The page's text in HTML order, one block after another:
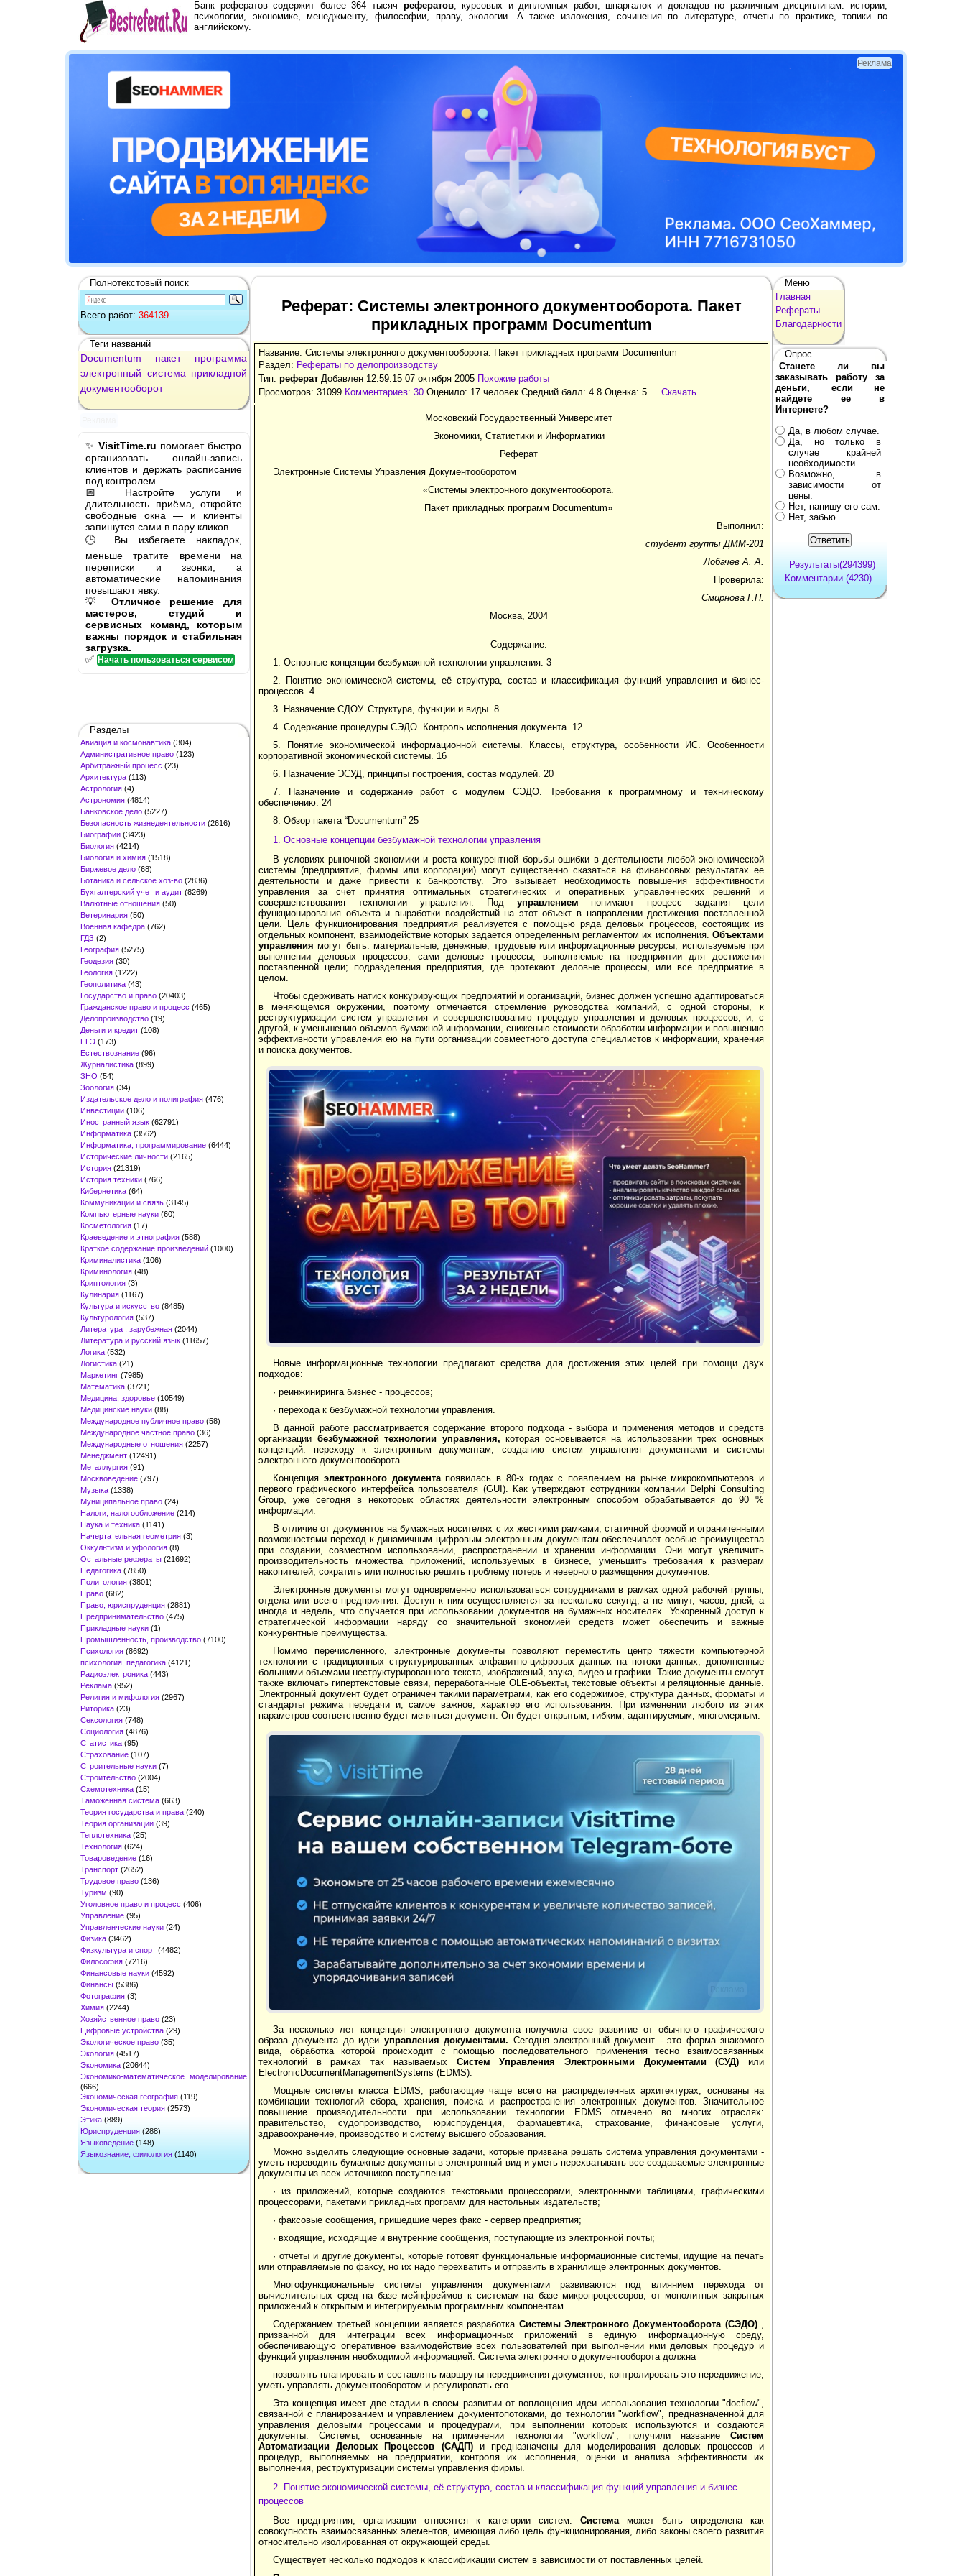
Банк рефератов содержит более 364 тысяч рефератов, курсовых и дипломных работ, шпаргалок и докладов по различным дисциплинам: истории,
психологии, экономике, менеджменту, философии, праву, экологии. А также изложения, сочинения по литературе, отчеты по практике, топики по
английскому.
Реклама
Полнотекстовый поиск
Всего работ: 364139
Теги названий
Documentum пакет
программа
электронный система прикладной
документооборот
✨ VisitTime.ru помогает быстро
организовать онлайн-запись
клиентов и держать расписание
под контролем.
📅 Настройте услуги и
длительность приёма, откройте
свободные окна — и клиенты
запишутся сами в пару кликов.
🕒 Вы избегаете накладок,
меньше тратите времени на
переписки и звонки, а
автоматические напоминания
повышают явку.
💡 Отличное решение для
мастеров, студий и
сервисных команд, которым
важны порядок и стабильная
загрузка.
✅ Начать пользоваться сервисом
Разделы
Авиация и космонавтика (304)
Административное право (123)
Арбитражный процесс (23)
Архитектура (113)
Астрология (4)
Астрономия (4814)
Банковское дело (5227)
Безопасность жизнедеятельности (2616)
Биографии (3423)
Биология (4214)
Биология и химия (1518)
Биржевое дело (68)
Ботаника и сельское хоз-во (2836)
Бухгалтерский учет и аудит (8269)
Валютные отношения (50)
Ветеринария (50)
Военная кафедра (762)
ГДЗ (2)
География (5275)
Геодезия (30)
Геология (1222)
Геополитика (43)
Государство и право (20403)
Гражданское право и процесс (465)
Делопроизводство (19)
Деньги и кредит (108)
ЕГЭ (173)
Естествознание (96)
Журналистика (899)
ЗНО (54)
Зоология (34)
Издательское дело и полиграфия (476)
Инвестиции (106)
Иностранный язык (62791)
Информатика (3562)
Информатика, программирование (6444)
Исторические личности (2165)
История (21319)
История техники (766)
Кибернетика (64)
Коммуникации и связь (3145)
Компьютерные науки (60)
Косметология (17)
Краеведение и этнография (588)
Краткое содержание произведений (1000)
Криминалистика (106)
Криминология (48)
Криптология (3)
Кулинария (1167)
Культура и искусство (8485)
Культурология (537)
Литература : зарубежная (2044)
Литература и русский язык (11657)
Логика (532)
Логистика (21)
Маркетинг (7985)
Математика (3721)
Медицина, здоровье (10549)
Медицинские науки (88)
Международное публичное право (58)
Международное частное право (36)
Международные отношения (2257)
Менеджмент (12491)
Металлургия (91)
Москвоведение (797)
Музыка (1338)
Муниципальное право (24)
Налоги, налогообложение (214)
Наука и техника (1141)
Начертательная геометрия (3)
Оккультизм и уфология (8)
Остальные рефераты (21692)
Педагогика (7850)
Политология (3801)
Право (682)
Право, юриспруденция (2881)
Предпринимательство (475)
Прикладные науки (1)
Промышленность, производство (7100)
Психология (8692)
психология, педагогика (4121)
Радиоэлектроника (443)
Реклама (952)
Религия и мифология (2967)
Риторика (23)
Сексология (748)
Социология (4876)
Статистика (95)
Страхование (107)
Строительные науки (7)
Строительство (2004)
Схемотехника (15)
Таможенная система (663)
Теория государства и права (240)
Теория организации (39)
Теплотехника (25)
Технология (624)
Товароведение (16)
Транспорт (2652)
Трудовое право (136)
Туризм (90)
Уголовное право и процесс (406)
Управление (95)
Управленческие науки (24)
Физика (3462)
Физкультура и спорт (4482)
Философия (7216)
Финансовые науки (4592)
Финансы (5386)
Фотография (3)
Химия (2244)
Хозяйственное право (23)
Цифровые устройства (29)
Экологическое право (35)
Экология (4517)
Экономика (20644)
Экономико-математическое моделирование
(666)
Экономическая география (119)
Экономическая теория (2573)
Этика (889)
Юриспруденция (288)
Языковедение (148)
Языкознание, филология (1140)
Реферат: Системы электронного документооборота. Пакет
прикладных программ Documentum
Название: Системы электронного документооборота. Пакет прикладных программ Documentum
Раздел: Рефераты по делопроизводству
Тип: реферат Добавлен 12:59:15 07 октября 2005 Похожие работы
Просмотров: 31099 Комментариев: 30 Оценило: 17 человек Средний балл: 4.8 Оценка: 5 Скачать
Московский Государственный Университет
Экономики, Статистики и Информатики
Реферат
Электронные Системы Управления Документооборотом
«Системы электронного документооборота.
Пакет прикладных программ Documentum»
Выполнил:
студент группы ДММ-201
Лобачев А. А.
Проверила:
Смирнова Г.Н.
Москва, 2004
Содержание:
1. Основные концепции безбумажной технологии управления. 3
2. Понятие экономической системы, её структура, состав и классификация функций управления и бизнес-
процессов. 4
3. Назначение СДОУ. Структура, функции и виды. 8
4. Содержание процедуры СЭДО. Контроль исполнения документа. 12
5. Понятие экономической информационной системы. Классы, структура, особенности ИС. Особенности
корпоративной экономической системы. 16
6. Назначение ЭСУД, принципы построения, состав модулей. 20
7. Назначение и содержание работ с модулем СЭДО. Требования к программному и техническому
обеспечению. 24
8. Обзор пакета “Documentum” 25
1. Основные концепции безбумажной технологии управления
В условиях рыночной экономики и роста конкурентной борьбы ошибки в деятельности любой экономической
системы (предприятия, фирмы или корпорации) могут существенно сказаться на финансовых результатах ее
деятельности и даже привести к банкротству. Это вызывает необходимость повышения эффективности
управления за счет принятия оптимальных стратегических и оперативных управленческих решений и
совершенствования технологии управления. Под управлениемпонимают процесс задания цели
функционирования объекта и выработки воздействий на этот объект в направлении достижения поставленной
цели. Цель функционирования предприятия реализуется с помощью ряда деловых процессов, состоящих из
отдельных компонент, взаимодействие которых задается определенным регламентом их исполнения. Объектами
управлениямогут быть: материальные, денежные, трудовые или информационные ресурсы, используемые при
выполнении деловых процессов; сами деловые процессы, выполняемые на предприятии для достижения
поставленной цели; подразделения предприятия, где протекают деловые процессы, или все предприятие в
целом.
Чтобы сдерживать натиск конкурирующих предприятий и организаций, бизнес должен успешно адаптироваться
в меняющемся окружении, поэтому отмечается стремление руководства компаний, с одной стороны, к
реструктуризации систем управления и совершенствованию процедур управления и деловых процессов, и, с
другой, к уменьшению объемов бумажной информации, снижению стоимости обработки информации и повышению
эффективности управления ею на пути организации совместного доступа специалистов к информации, хранения
и поиска документов.
Реклама
Новые информационные технологии предлагают средства для достижения этих целей при помощи двух
подходов:
· реинжиниринга бизнес - процессов;
· перехода к безбумажной технологии управления.
В данной работе рассматривается содержание второго подхода - выбора и применения методов и средств
организации безбумажной технологии управления,которая основывается на использовании трех основных
концепций: переходу к электронным документам, созданию систем управления документами и системы
электронного документооборота.
Концепция электронного документапоявилась в 80-х годах с появлением на рынке микрокомпьютеров и
первого графического интерфейса пользователя (GUI). Как утверждают сотрудники компании Delphi Consulting
Group, уже сегодня в некоторых областях деятельности электронным способом обрабатывается до 90 %
информации.
В отличие от документов на бумажных носителях с их жесткими рамками, статичной формой и ограниченными
возможностями переход к динамичным цифровым электронным документам обеспечивает особые преимущества
при создании, совместном использовании, распространении и хранении информации. Они могут увеличить
производительность множества приложений, используемых в бизнесе, уменьшить требования к размерам
накопителей, сократить или полностью решить проблему потерь и неверного размещения документов.
Электронные документы могут одновременно использоваться сотрудниками в рамках одной рабочей группы,
отдела или всего предприятия. Доступ к ним осуществляется за несколько секунд, а не минут, часов, дней, а
иногда и недель, что случается при использовании документов на бумажных носителях. Ускоренный доступ к
стратегической информации наряду со значительной экономией средств может обеспечить и важные
конкурентные преимущества.
Помимо перечисленного, электронные документы позволяют переместить центр тяжести компьютерной
технологии с традиционных структурированных алфавитно-цифровых данных на потоки данных, дополненные
большими объемами неструктурированного текста, изображений, звука, видео и графики. Такие документы смогут
также включать гипертекстовые связи, переработанные OLE-объекты, текстовые объекты и реляционные данные.
Электронный документ будет ограничен такими параметрами, как его содержимое, структура данных, форматы и
стандарты режима передачи и, самое важное, характер его использования. При изменении любого из этих
параметров соответственно будет меняться документ. Он будет открытым, гибким, адаптируемым, многомерным.
Реклама
За несколько лет концепция электронного документа получила свое развитие от обычного графического
образа документа до идеи управления документами. Сегодня электронный документ - это форма знакомого
вида, обработка которой происходит с помощью последовательного применения тесно взаимосвязанных
технологий в рамках так называемых Систем Управления Электронными Документами (СУД) или
ElectronicDocumentManagementSystems (EDMS).
Мощные системы класса EDMS, работающие чаще всего на распределенных архитектурах, основаны на
комбинации технологий сбора, хранения, поиска и распространения электронных документов. Значительное
повышение производительности при использовании технологии EDMS отмечено во многих отраслях:
правительство, судопроизводство, юриспруденция, фармацевтика, страхование, финансовые услуги,
здравоохранение, производство и систему высшего образования.
Можно выделить следующие основные задачи, которые призвана решать система управления документами -
уметь переводить бумажные документы в электронный вид и уметь перехватывать все создаваемые электронные
документы из всех источников поступления:
· из приложений, которые создаются текстовыми процессорами, электронными таблицами, графическими
процессорами, пакетами прикладных программ для настольных издательств;
· факсовые сообщения, пришедшие через факс - сервер предприятия;
· входящие, исходящие и внутренние сообщения, поступающие из электронной почты;
· отчеты и другие документы, которые готовят функциональные информационные системы, идущие на печать
или отправляемые по факсу, но их надо перехватить и отправить в хранилище электронных документов.
Многофункциональные системы управления документами развиваются под влиянием перехода от
вычислительных сред на базе мейнфреймов к системам на базе микропроцессоров, от монолитных закрытых
приложений к открытым и интегрируемым программным компонентам.
Содержанием третьей концепции является разработка Системы Электронного Документооборота (СЭДО),
призванной для интеграции всех информационных приложений в единую информационную среду,
обеспечивающую оперативное взаимодействие всех пользователей при выполнении ими деловых процедур и
функций управления необходимой информацией. Система электронного документооборота должна
позволять планировать и составлять маршруты передвижения документов, контролировать это передвижение,
уметь управлять документооборотом и регулировать его.
Эта концепция имеет две стадии в своем развитии от воплощения идеи использования технологии "docflow",
связанной с планированием и управлением документопотоками, до технологии "workflow", предназначенной для
управления деловыми процессами и процедурами, при выполнении которых используются и создаются
документы. Системы, основанные на применении технологии "workflow", получили название Систем
Автоматизации Деловых Процессов (САДП) и предназначены для моделирования деловых процессов и
процедур, выполняемых на предприятии, контроля их исполнения, оценки и анализа эффективности их
выполнения, реструктуризации системы управления фирмы.
2. Понятие экономической системы, её структура, состав и классификация функций управления и бизнес-
процессов
Все предприятия, организации относятся к категории систем. Система может быть определена как
совокупность взаимосвязанных элементов, имеющая либо цель функционирования, либо законы своего развития
относительно изолированная от окружающей среды.
Существует несколько подходов к классификации систем в зависимости от поставленных целей.
Меню
Главная
Рефераты
Благодарности
Опрос
Станете ли вы
заказывать работу за
деньги, если не
найдете ее в
Интернете?
Да, в любом случае.
Да, но только в
случае крайней
необходимости.
Возможно, в
зависимости от
цены.
Нет, напишу его сам.
Нет, забью.
Результаты(294399)
Комментарии (4230)